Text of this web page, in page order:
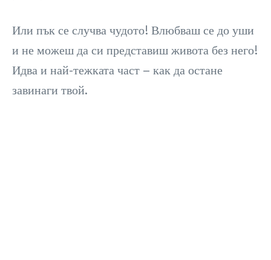
Или пък се случва чудото! Влюбваш се до уши
и не можеш да си представиш живота без него!
Идва и най-тежката част – как да остане
завинаги твой.